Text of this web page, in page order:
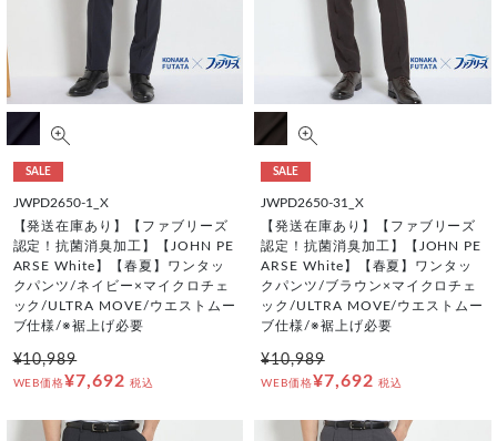
SALE
JWPD2650-1_X
【発送在庫あり】【ファブリーズ
認定！抗菌消臭加工】【JOHN PE
ARSE White】【春夏】ワンタッ
クパンツ/ネイビー×マイクロチェ
ック/ULTRA MOVE/ウエストムー
ブ仕様/※裾上げ必要
¥10,989
WEB価格¥7,692 税込
SALE
JWPD2650-31_X
【発送在庫あり】【ファブリーズ
認定！抗菌消臭加工】【JOHN PE
ARSE White】【春夏】ワンタッ
クパンツ/ブラウン×マイクロチェ
ック/ULTRA MOVE/ウエストムー
ブ仕様/※裾上げ必要
¥10,989
WEB価格¥7,692 税込